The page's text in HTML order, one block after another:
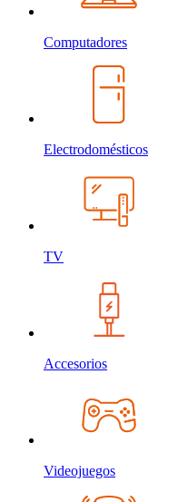
Computadores
Electrodomésticos
TV
Accesorios
Videojuegos